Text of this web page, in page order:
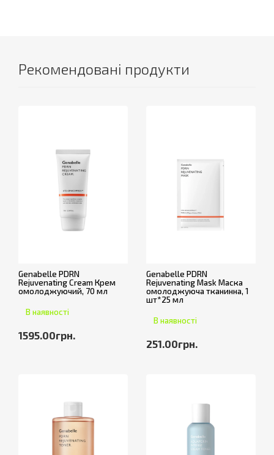
Рекомендовані продукти
Genabelle PDRN
Rejuvenating Cream Крем
омолоджуючий, 70 мл
В наявності
1595.00грн.
Genabelle PDRN
Rejuvenating Mask Маска
омолоджуюча тканинна, 1
шт*25 мл
В наявності
251.00грн.